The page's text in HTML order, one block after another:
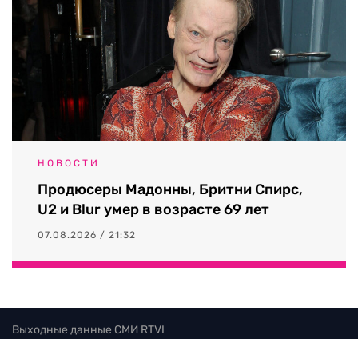
НОВОСТИ
Продюсеры Мадонны, Бритни Спирс,
U2 и Blur умер в возрасте 69 лет
07.08.2026 / 21:32
Выходные данные СМИ RTVI